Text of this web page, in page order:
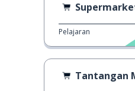
Supermarket
Pelajaran
Tantangan